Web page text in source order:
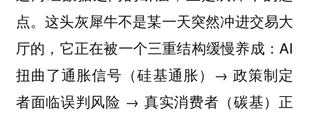
点。这头灰犀牛不是某一天突然冲进交易大
厅的，它正在被一个三重结构缓慢养成：AI
扭曲了通胀信号（硅基通胀）→ 政策制定
者面临误判风险 → 真实消费者（碳基）正